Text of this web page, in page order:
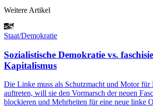
Weitere Artikel
Staat/Demokratie
Sozialistische Demokratie vs.
Kapitalismus
Die Linke muss als Schutzmacht und Motor für
auftreten, will sie den Vormarsch der neuen
blockieren und Mehrheiten für eine neue linke